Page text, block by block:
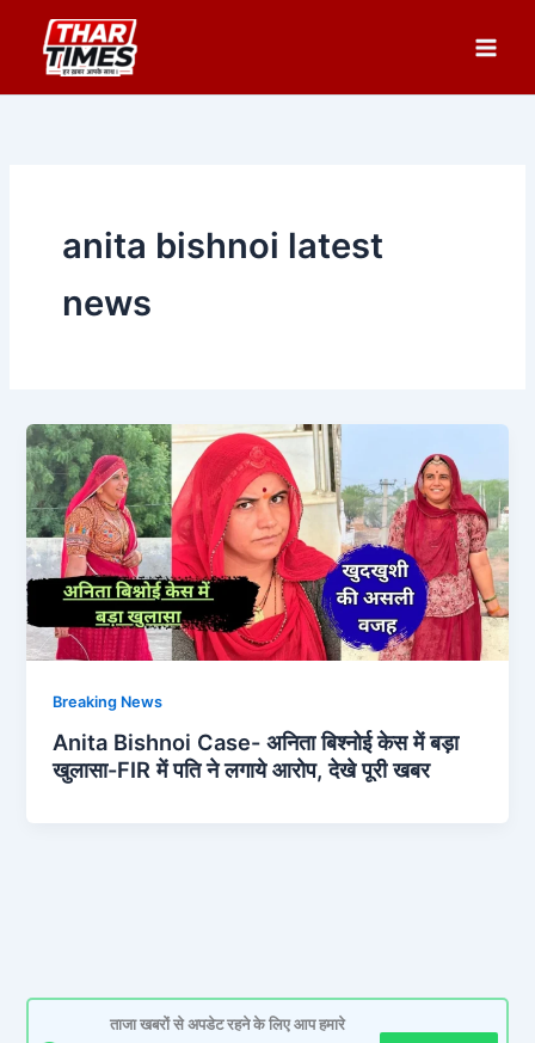
content
anita bishnoi latest
news
Breaking News
Anita Bishnoi Case- अनिता बिश्नोई केस में बड़ा
खुलासा-FIR में पति ने लगाये आरोप, देखे पूरी खबर
ताजा खबरों से अपडेट रहने के लिए आप हमारे